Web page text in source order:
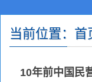
当前位置：首
10年前中国民